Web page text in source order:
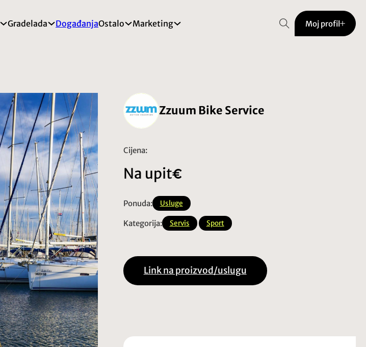
Gradelada DogađanjaOstalo Marketing Moj profil
Zzuum Bike Service
Cijena:
Na upit
Ponuda: Usluge
Kategorija: Servis Sport
Link na proizvod/uslugu